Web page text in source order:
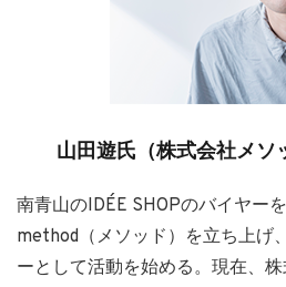
山田遊氏（株式会社メソ
南青山のIDÉE SHOPのバイヤー
method（メソッド）を立ち上げ
ーとして活動を始める。現在、